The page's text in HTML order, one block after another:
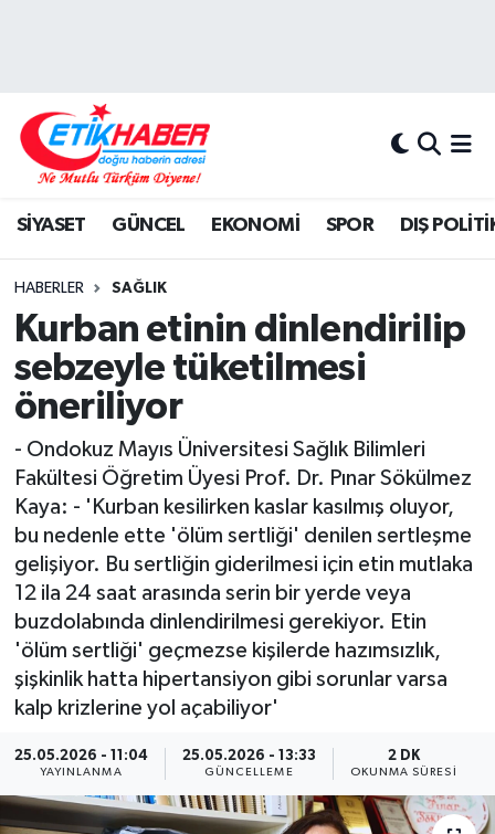
SİYASET GÜNCEL EKONOMİ SPOR DIŞ
HABERLER SAĞLIK
Kurban etinin dinlendirilip
sebzeyle tüketilmesi
öneriliyor
- Ondokuz Mayıs Üniversitesi Sağlık Bilimleri
Fakültesi Öğretim Üyesi Prof. Dr. Pınar Sökülmez
Kaya: - 'Kurban kesilirken kaslar kasılmış oluyor,
bu nedenle ette 'ölüm sertliği' denilen sertleşme
gelişiyor. Bu sertliğin giderilmesi için etin mutlaka
12 ila 24 saat arasında serin bir yerde veya
buzdolabında dinlendirilmesi gerekiyor. Etin
'ölüm sertliği' geçmezse kişilerde hazımsızlık,
şişkinlik hatta hipertansiyon gibi sorunlar varsa
kalp krizlerine yol açabiliyor'
25.05.2026 - 11:04
YAYINLANMA
25.05.2026 - 13:33
GÜNCELLEME
2 DK
OKUNMA SÜRESI
DIŞ POLİTİKA
KÖŞE YAZILARI
KÜLTÜR-SANAT-MAGAZİN
MEDYA
ÖZEL HABER
RÖPORTAJLAR
SAĞLIK
SİYASET
GÜNCEL
SPOR
Hava Durumu
Süper Lig Puan Durumu ve Fikstür
Tüm Manşetler
Son Dakika Haberleri
Haber Arşivi